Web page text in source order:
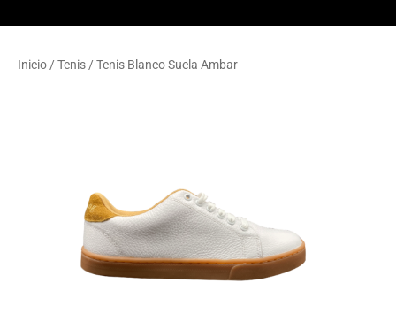
Inicio /Tenis / Tenis Blanco Suela Ambar